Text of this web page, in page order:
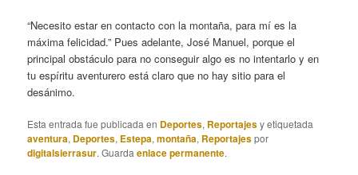
“Necesito estar en contacto con la montaña, para mí es la
máxima felicidad.” Pues adelante, José Manuel, porque el
principal obstáculo para no conseguir algo es no intentarlo y en
tu espíritu aventurero está claro que no hay sitio para el
desánimo.
Esta entrada fue publicada en Deportes, Reportajesy etiquetada
aventura, Deportes, Estepa,montaña, Reportajespor
digitalsierrasur. Guardaenlace permanente.